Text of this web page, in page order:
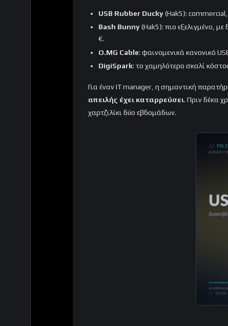
USB Rubber Ducky(Hak5): commercial,
Bash Bunny(Hak5): πιο εξελιγμένο,
€.
O.MG Cable: φαινομενικά κανονικό
DigiSpark: το χαμηλότερο σκαλί
Για έναν IT manager, η σημαντική
απειλής έχει καταρρεύσει. Πριν δέκα
χαρτζιλίκι δύο εβδομάδων.